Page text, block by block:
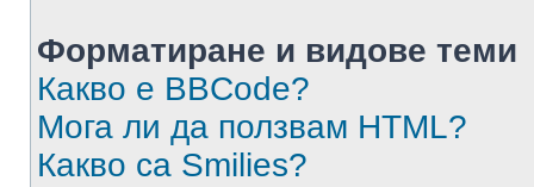
Форматиране и видове теми
Какво е BBCode?
Мога ли да ползвам HTML?
Какво са Smilies?